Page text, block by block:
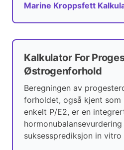
Marine Kroppsfett
Kalkulator For
Østrogenforhold
Beregningen av
forholdet, også kjent som
enkelt P/E2, er en
suksessprediksjon in